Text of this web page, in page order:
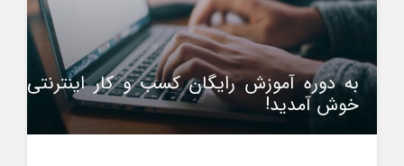
به دوره آموزش رایگان کسب و کار اینترنتی
خوش آمدید!